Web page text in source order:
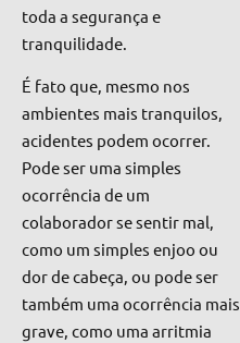
toda a segurança e
tranquilidade.
É fato que, mesmo nos
ambientes mais tranquilos,
acidentes podem ocorrer.
Pode ser uma simples
ocorrência de um
colaborador sesentir mal,
como um simples enjoo ou
dor de cabeça, ou pode ser
também uma ocorrência mais
grave, como uma arritmia